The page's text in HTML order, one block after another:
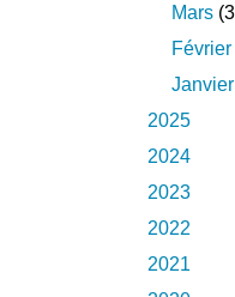
Mars
Février
Janvier
2025
2024
2023
2022
2021